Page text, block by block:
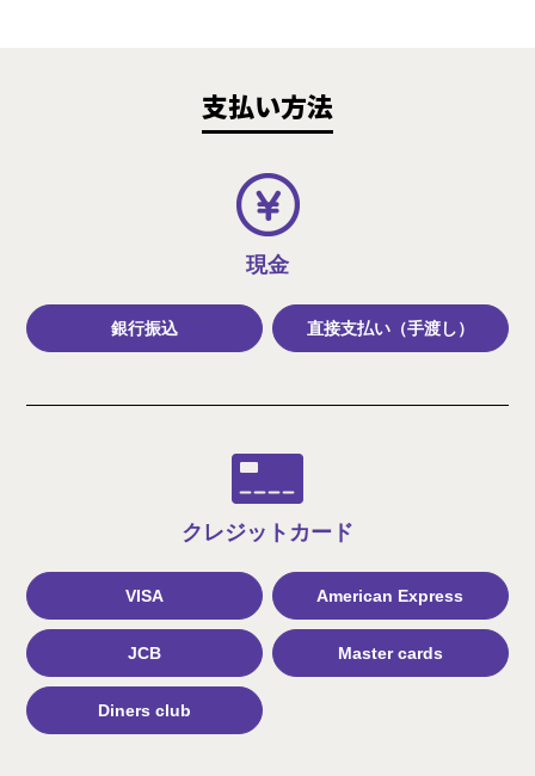
支払い方法
現金
銀行振込 直接支払い（手渡し）
クレジット カード
VISA American Express
JCB Master cards
Diners club